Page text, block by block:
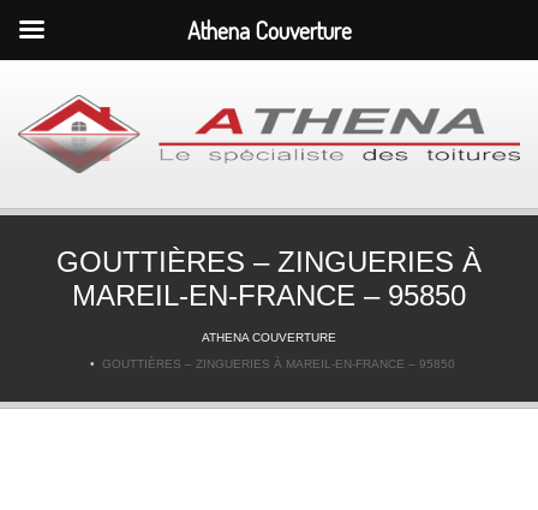
GOUTTIÈRES – ZINGUERIES À
MAREIL-EN-FRANCE – 95850
ATHENA COUVERTURE
GOUTTIÈRES – ZINGUERIES À MAREIL-EN-FRANCE – 95850
Athena Couverture